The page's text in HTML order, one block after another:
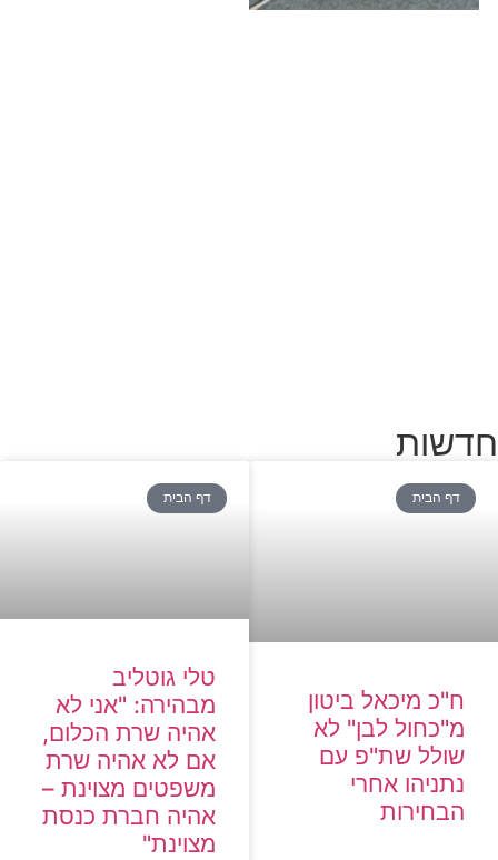
חדשות
דף הבית
ח"כ מיכאל ביטון
מ"כחול לבן" לא
שולל שת"פ עם
נתניהו אחרי
הבחירות
דף הבית
טלי גוטליב
מבהירה: "אני לא
אהיה שרת הכלום,
אם לא אהיה שרת
משפטים מצוינת –
אהיה חברת כנסת
מצוינת"